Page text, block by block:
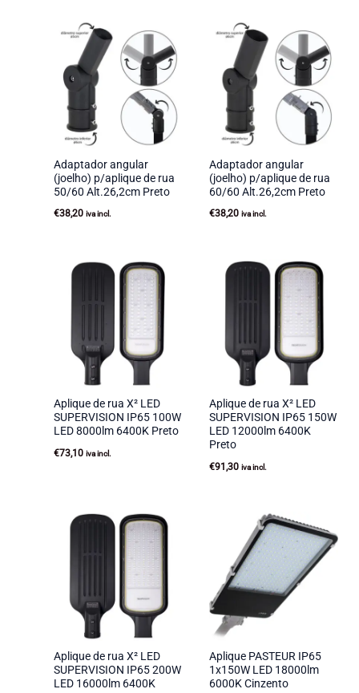
Adaptador angular
(joelho) p/aplique de rua
50/60 Alt.26,2cm Preto
€38,20 iva incl.
Adaptador angular
(joelho) p/aplique de rua
60/60 Alt.26,2cm Preto
€38,20 iva incl.
Aplique de rua X² LED
SUPERVISION IP65 100W
LED 8000lm 6400K Preto
€73,10 iva incl.
Aplique de rua X² LED
SUPERVISION IP65 150W
LED 12000lm 6400K
Preto
€91,30 iva incl.
Aplique de rua X² LED
SUPERVISION IP65 200W
LED 16000lm 6400K
Aplique PASTEUR IP65
1x150W LED 18000lm
6000K Cinzento